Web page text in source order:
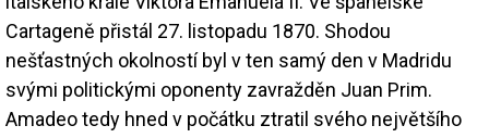
Cartageně přistál 27. listopadu 1870. Shodou
nešťastných okolností byl v ten samý den v Madridu
svými politickými oponenty zavražděn Juan Prim.
Amadeo tedy hned v počátku ztratil svého největšího